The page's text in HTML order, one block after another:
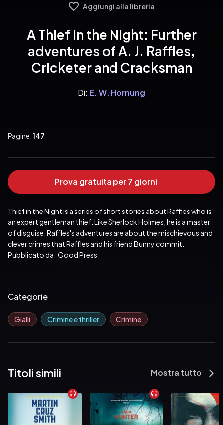
Aggiungi alla libreria
A Thief in the Night: Further
adventures of A. J. Raffles,
Cricketer and Cracksman
Di: E. W. Hornung
Pagine:147
Prova gratuita per 7 giorni
Thief in the Night is a series of short stories about Raffles who is
an expert gentleman thief. Like Sherlock Holmes, he is a master
of disguise. Raffles's adventures are about the mischievous and
clever crimes that Raffles and his friend Bunny commit.
Pubblicato da:  Good Press
Categorie
Gialli Crimine e thriller Crimine
Titoli simili Mostra tutto